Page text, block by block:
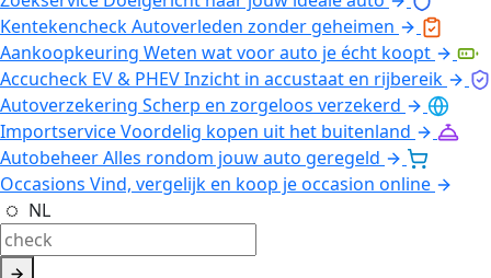
KentekencheckAutoverleden zonder geheimen
Aankoopkeuring Weten wat voor auto je écht koopt
Accucheck EV & PHEVInzicht in accustaat en rijbereik
Autoverzekering Scherp en zorgeloos verzekerd
ImportserviceVoordelig kopen uit het buitenland
AutobeheerAlles rondom jouw auto geregeld
Occasions Vind, vergelijk en koop je occasion online
NL